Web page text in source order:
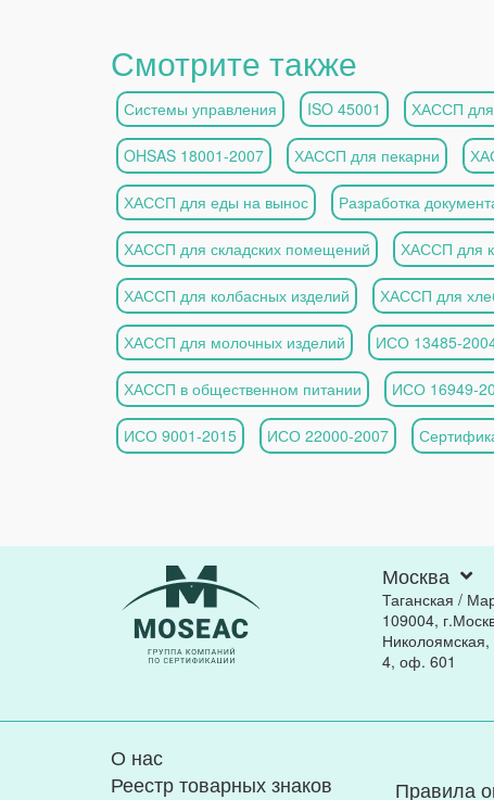
Смотрите также
Системы управления ISO 45001 ХАССП для
OHSAS 18001-2007 ХАССП для пекарни
ХАССП для еды на вынос Разработка
ХАССП для складских помещений ХАССП для
ХАССП для колбасных изделий ХАССП для
ХАССП для молочных изделий ИСО 13485-
ХАССП в общественном питании ИСО 16949-
ИСО 9001-2015 ИСО 22000-2007
Москва
Таганская /
109004,
Николоямская,
4, оф. 601
О нас
Реестр товарных знаков
Правила